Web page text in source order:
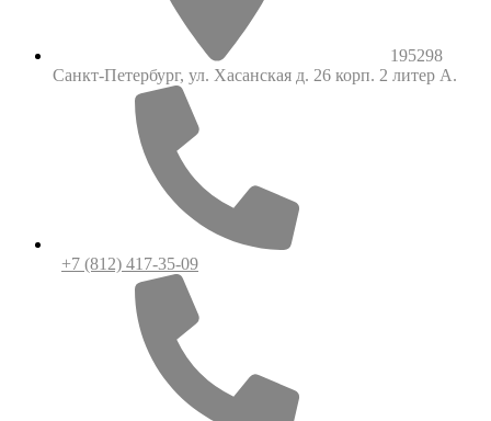
195298
Санкт-Петербург, ул. Хасанская д. 26 корп. 2 литер А.
+7 (812) 417-35-09